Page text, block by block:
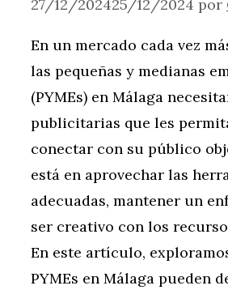
27/12/202425/12/2024 por
En un mercado cada vez
las pequeñas y medianas
(PYMEs) en Málaga
publicitarias que les
conectar con su público
está en aprovechar las
adecuadas, mantener un
ser creativo con los
En este artículo,
PYMEs en Málaga pueden